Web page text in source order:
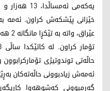
خێزانی پێشکەش کراون. ئەمە
ئەمەش زیادبوونی حاڵەتەكان بەڕێژەی 80%
گەرمبوونی کەشوهەوا